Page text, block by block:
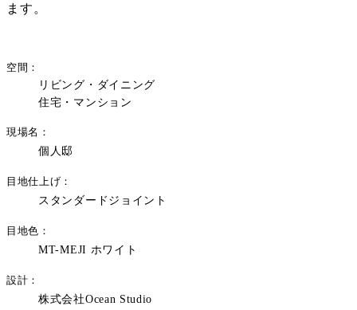
ます。
空間
リビング・ダイニング
住宅・マンション
現場名
個人邸
目地仕上げ
スタンダードジョイント
目地色
MT-MEJI ホワイト
設計
株式会社Ocean Studio